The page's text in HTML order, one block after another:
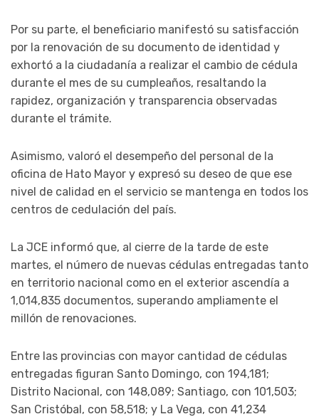
Por su parte, el beneficiario manifestó su satisfacción
por la renovación de su documento de identidad y
exhortó a la ciudadanía a realizar el cambio de cédula
durante el mes de su cumpleaños, resaltando la
rapidez, organización y transparencia observadas
durante el trámite.
Asimismo, valoró el desempeño del personal de la
oficina de Hato Mayor y expresó su deseo de que ese
nivel de calidad en el servicio se mantenga en todos los
centros de cedulación del país.
La JCE informó que, al cierre de la tarde de este
martes, el número de nuevas cédulas entregadas tanto
en territorio nacional como en el exterior ascendía a
1,014,835 documentos, superando ampliamente el
millón de renovaciones.
Entre las provincias con mayor cantidad de cédulas
entregadas figuran Santo Domingo, con 194,181;
Distrito Nacional, con 148,089; Santiago, con 101,503;
San Cristóbal, con 58,518; y La Vega, con 41,234